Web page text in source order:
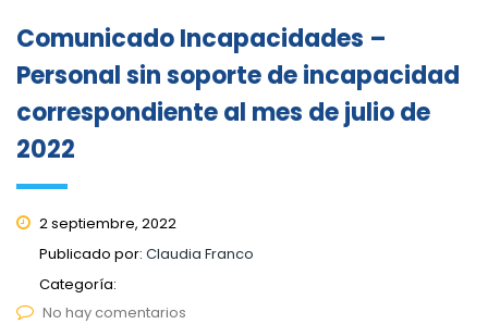
Comunicado Incapacidades –
Personal sin soporte de incapacidad
correspondiente al mes de julio de
2022
2 septiembre, 2022
Publicado por: Claudia Franco
Categoría:
No hay comentarios